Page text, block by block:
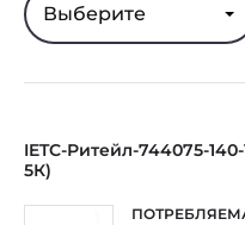
Выберите
IETC-Ритейл-744075-
5К)